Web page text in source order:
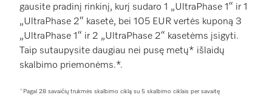
gausite pradinį rinkinį, kurį sudaro 1 „UltraPhase 1“ ir 1
„UltraPhase 2“ kasetė, bei 105 EUR vertės kuponą 3
„UltraPhase 1“ ir 2 „UltraPhase 2“ kasetėms įsigyti.
Taip sutaupysite daugiau nei pusę metų* išlaidų
skalbimo priemonėms.*.
* Pagal 28 savaičių trukmės skalbimo ciklą su 5 skalbimo ciklais per savaitę